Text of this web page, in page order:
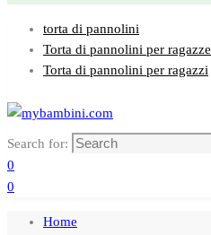
torta di pannolini
Torta di pannolini per ragazze
Torta di pannolini per ragazzi
Search for:
0
0
Home